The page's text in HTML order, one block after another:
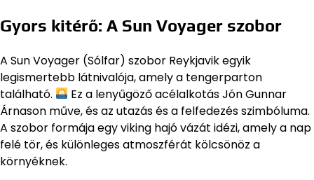
Gyors kitérő: A Sun Voyager szobor
A Sun Voyager (Sólfar) szobor Reykjavik egyik
legismertebb látnivalója, amely a tengerparton
található.
Ez a lenyűgöző acélalkotás Jón Gunnar
Árnason műve, és az utazás és a felfedezés szimbóluma.
A szobor formája egy viking hajó vázát idézi, amely a nap
felé tör, és különleges atmoszférát kölcsönöz a
környéknek.